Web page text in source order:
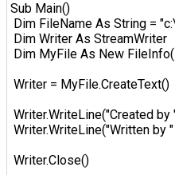
Sub Main()
Dim FileName As String =
Dim Writer As StreamWriter
Dim MyFile As New
Writer = MyFile.CreateText()
Writer.WriteLine("Created by
Writer.WriteLine("Written by
Writer.Close()